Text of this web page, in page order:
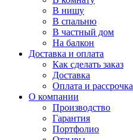
В нишу
В спальню
В частный дом
На балкон
Доставка и оплата
Как сделать заказ
Доставка
Оплата и рассрочка
О компании
Производство
Гарантия
Портфолио